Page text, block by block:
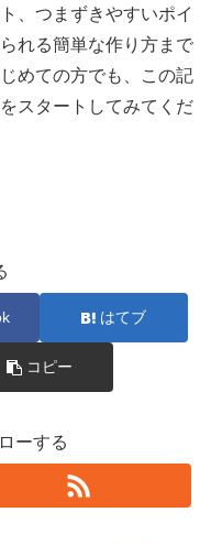
、つまずきやすいポイ
れる簡単な作り方まで
めての方でも、この記
スタートしてみてくだ
はてブ
コピー
ーする